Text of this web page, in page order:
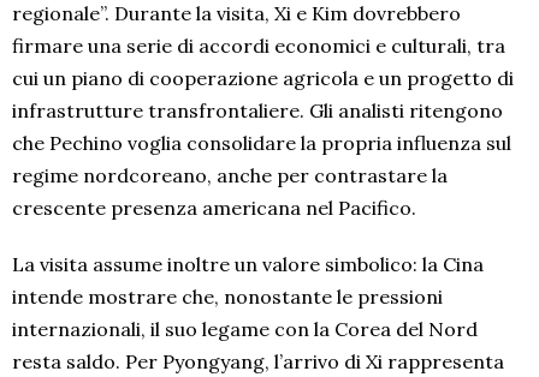
regionale”. Durante la visita, Xi e Kim dovrebbero
firmare una serie di accordi economici e culturali, tra
cui un piano di cooperazione agricola e un progetto di
infrastrutture transfrontaliere. Gli analisti ritengono
che Pechino voglia consolidare la propria influenza sul
regime nordcoreano, anche per contrastare la
crescente presenza americana nel Pacifico.
La visita assume inoltre un valore simbolico: la Cina
intende mostrare che, nonostante le pressioni
internazionali, il suo legame con la Corea del Nord
resta saldo. Per Pyongyang, l’arrivo di Xi rappresenta